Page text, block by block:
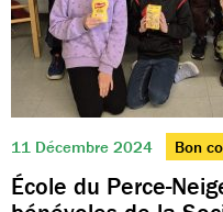
11 Décembre 2024 Bon
École du Perce-